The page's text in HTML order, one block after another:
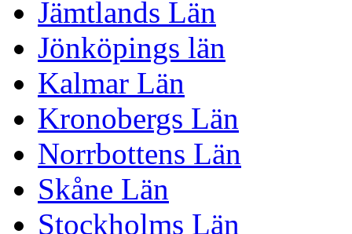
Jämtlands Län
Jönköpings län
Kalmar Län
Kronobergs Län
Norrbottens Län
Skåne Län
Stockholms Län